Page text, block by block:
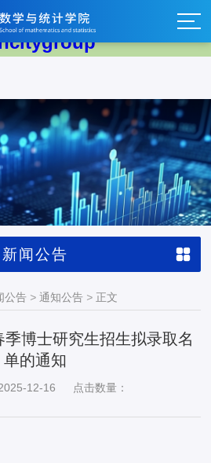
中国)有限公司-
新闻公告
公告 > 通知公告 > 正文
博士研究生招生拟录取名
单的通知
12-16 点击数量：